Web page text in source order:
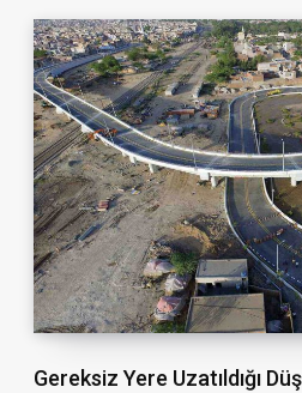
Gereksiz Yere Uzatıldığı